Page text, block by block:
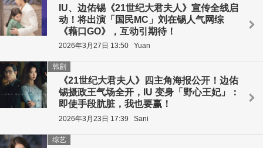
IU、边佑锡《21世纪大君夫人》宣传全线启
动！将出演「国民MC」刘在锡人气网综
《藉口GO》，互动引期待！
2026年3月27日 13:50 Yuan
《21世纪大君夫人》四主角海报公开！边佑
锡摄政王气场全开，IU 变身「野心王妃」：
即使手段肮脏，我也要赢！
韩剧
2026年3月23日 17:39 Sani
综艺